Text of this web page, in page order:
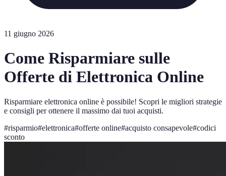
11 giugno 2026
Come Risparmiare sulle
Offerte di Elettronica Online
Risparmiare elettronica online è possibile! Scopri le migliori strategie
e consigli per ottenere il massimo dai tuoi acquisti.
#risparmio#elettronica#offerte online#acquisto consapevole#codici
sconto